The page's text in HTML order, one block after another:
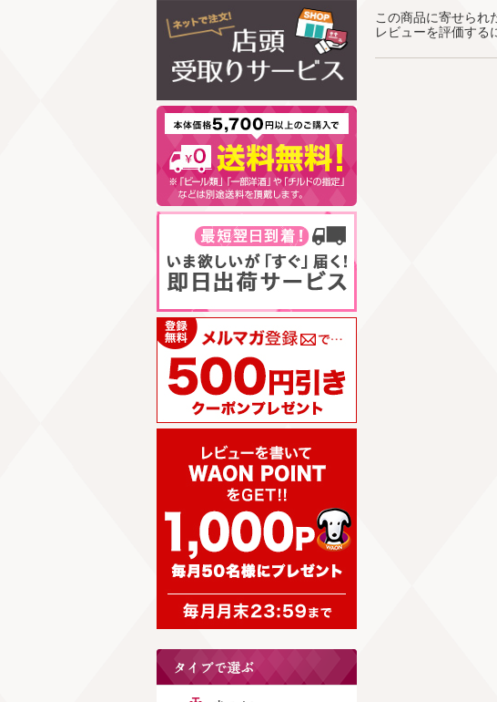
この商品に寄せられ
レビューを評価する